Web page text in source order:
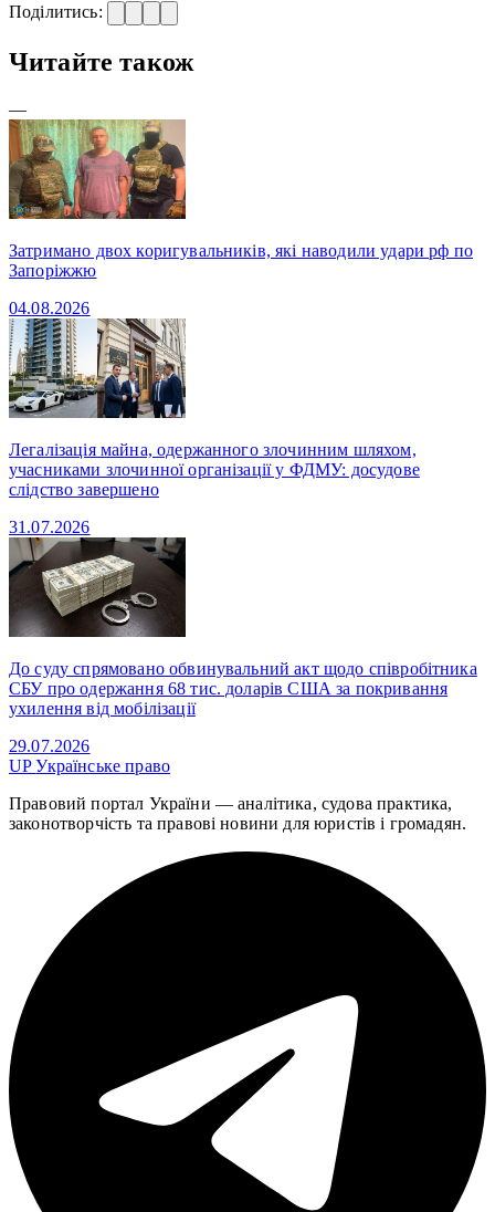
Поділитись:
Читайте також
—
Затримано двох коригувальників, які наводили удари рф по
Запоріжжю
04.08.2026
Легалізація майна, одержанного злочинним шляхом,
учасниками злочинної організації у ФДМУ: досудове
слідство завершено
31.07.2026
До суду спрямовано обвинувальний акт щодо співробітника
СБУ про одержання 68 тис. доларів США за покривання
ухилення від мобілізації
29.07.2026
UPУкраїнське право
Правовий портал України — аналітика, судова практика,
законотворчість та правові новини для юристів і громадян.